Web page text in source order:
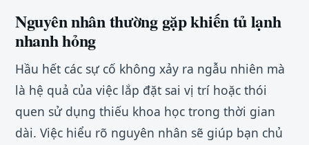
Nguyên nhân thường gặp khiến tủ lạnh
nhanh hỏng
Hầu hết các sự cố không xảy ra ngẫu nhiên mà
là hệ quả của việc lắp đặt sai vị trí hoặc thói
quen sử dụng thiếu khoa học trong thời gian
dài. Việc hiểu rõ nguyên nhân sẽ giúp bạn chủ